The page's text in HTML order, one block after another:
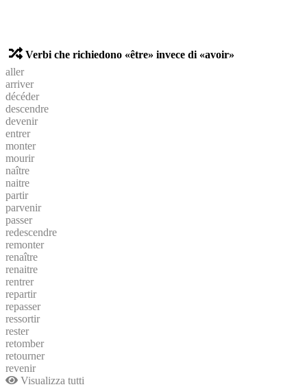
Verbi che richiedono «être» invece di «avoir»
aller
arriver
décéder
descendre
devenir
entrer
monter
mourir
naître
naitre
partir
parvenir
passer
redescendre
remonter
renaître
renaitre
rentrer
repartir
repasser
ressortir
rester
retomber
retourner
revenir
Visualizza tutti